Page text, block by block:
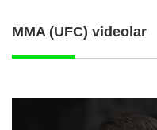
MMA (UFC) videolar